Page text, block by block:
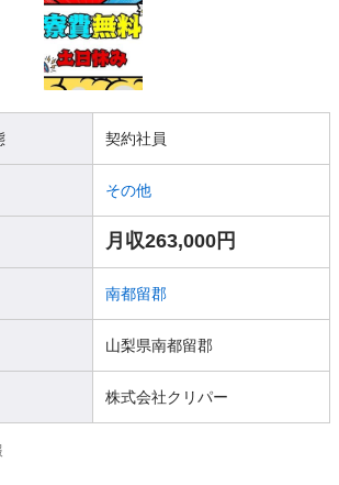
契約社員
その他
月収263,000円
南都留郡
山梨県南都留郡
株式会社クリパー